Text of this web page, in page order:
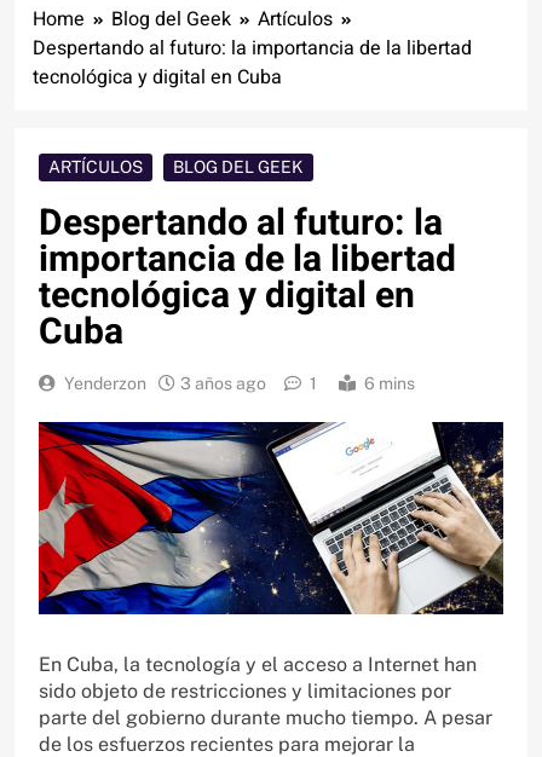
Home Blog del Geek
Artículos
Despertando al futuro: la importancia de la libertad
tecnológica y digital en Cuba
ARTÍCULOS BLOG DEL GEEK
Despertando al futuro: la
importancia de la libertad
tecnológica y digital en
Cuba
Yenderzon 3 años ago 1 6 mins
En Cuba, la tecnología y el acceso a Internet han
sido objeto de restricciones y limitaciones por
parte del gobierno durante mucho tiempo. A pesar
de los esfuerzos recientes para mejorar la